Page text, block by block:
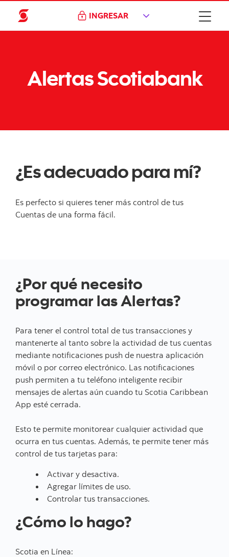
INGRESAR
Alertas Scotiabank
¿Es adecuado para mí?
Es perfecto si quieres tener más control de tus
Cuentas de una forma fácil.
¿Por qué necesito
programar las Alertas?
Para tener el control total de tus transacciones y
mantenerte al tanto sobre la actividad de tus cuentas
mediante notificaciones push de nuestra aplicación
móvil o por correo electrónico. Las notificaciones
push permiten a tu teléfono inteligente recibir
mensajes de alertas aún cuando tu Scotia Caribbean
App esté cerrada.
Esto te permite monitorear cualquier actividad que
ocurra en tus cuentas. Además, te permite tener más
control de tus tarjetas para:
Activar y desactiva.
Agregar límites de uso.
Controlar tus transacciones.
¿Cómo lo hago?
Scotia en Línea: